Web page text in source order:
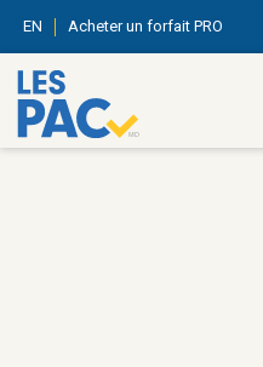
EN Acheter un forfait PRO